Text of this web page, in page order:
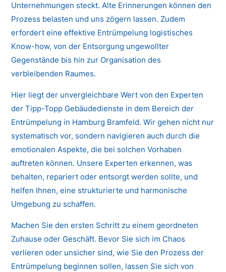
Unternehmungen steckt. Alte Erinnerungen können den
Prozess belasten und uns zögern lassen. Zudem
erfordert eine effektive Entrümpelung logistisches
Know-how, von der Entsorgung ungewollter
Gegenstände bis hin zur Organisation des
verbleibenden Raumes.
Hier liegt der unvergleichbare Wert von den Experten
der Tipp-Topp Gebäudedienste in dem Bereich der
Entrümpelung in Hamburg Bramfeld. Wir gehen nicht nur
systematisch vor, sondern navigieren auch durch die
emotionalen Aspekte, die bei solchen Vorhaben
auftreten können. Unsere Experten erkennen, was
behalten, repariert oder entsorgt werden sollte, und
helfen Ihnen, eine strukturierte und harmonische
Umgebung zu schaffen.
Machen Sie den ersten Schritt zu einem geordneten
Zuhause oder Geschäft. Bevor Sie sich im Chaos
verlieren oder unsicher sind, wie Sie den Prozess der
Entrümpelung beginnen sollen, lassen Sie sich von